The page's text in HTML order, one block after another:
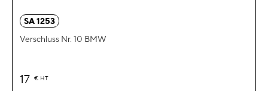
SA 1253
Verschluss Nr. 10 BMW
17 € HT